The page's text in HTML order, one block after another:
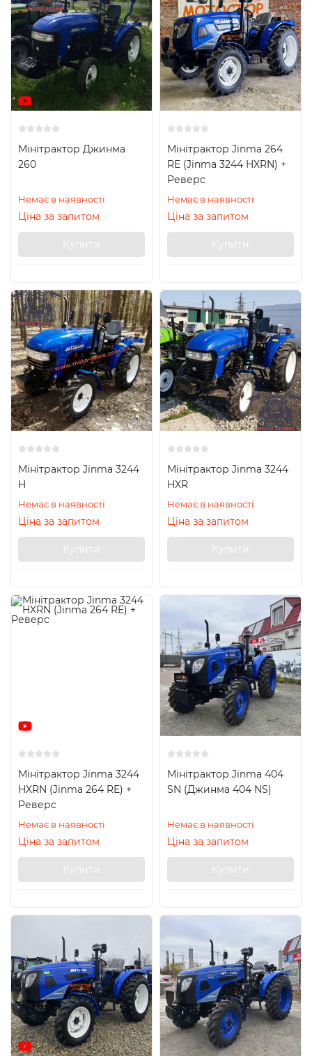
Мінітрактор Джинма
260
Немає в наявності
Ціна за запитом
Купити
Мінітрактор Jinma 264
RE (Jinma 3244 HXRN) +
Реверс
Немає в наявності
Ціна за запитом
Купити
Мінітрактор Jinma 3244
H
Немає в наявності
Ціна за запитом
Купити
Мінітрактор Jinma 3244
HXR
Немає в наявності
Ціна за запитом
Купити
Мінітрактор Jinma 3244
HXRN (Jinma 264 RE) +
Реверс
Немає в наявності
Ціна за запитом
Купити
Мінітрактор Jinma 404
SN (Джинма 404 NS)
Немає в наявності
Ціна за запитом
Купити